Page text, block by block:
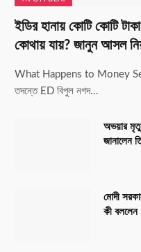
ইডির হানায় কোটি কোটি
কোথায় যায়? জানুন আসল
What Happens to Money
তদন্তে ED বিপুল নগদ…
অভয়ার
জানালেন
মোদী
কী বললেন